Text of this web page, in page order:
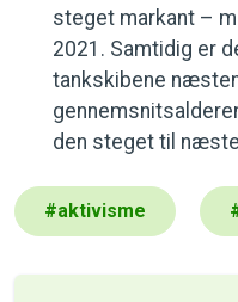
steget markant –
2021. Samtidig er
tankskibene
den steget til
#aktivisme